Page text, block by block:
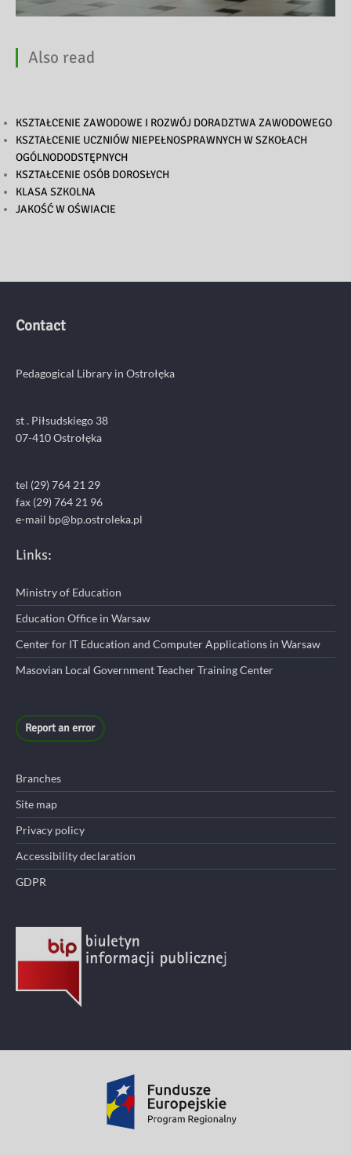
Also read
KSZTAŁCENIE ZAWODOWE I ROZWÓJ DORADZTWA ZAWODOWEGO
KSZTAŁCENIE UCZNIÓW NIEPEŁNOSPRAWNYCH W SZKOŁACH
OGÓLNODODSTĘPNYCH
KSZTAŁCENIE OSÓB DOROSŁYCH
KLASA SZKOLNA
JAKOŚĆ W OŚWIACIE
Contact
Pedagogical Library in Ostrołęka
st . Piłsudskiego 38
07-410 Ostrołęka
tel (29) 764 21 29
fax (29) 764 21 96
e-mail bp@bp.ostroleka.pl
Links:
Ministry of Education
Education Office in Warsaw
Center for IT Education and Computer Applications in Warsaw
Masovian Local Government Teacher Training Center
Report an error
Branches
Site map
Privacy policy
Accessibility declaration
GDPR